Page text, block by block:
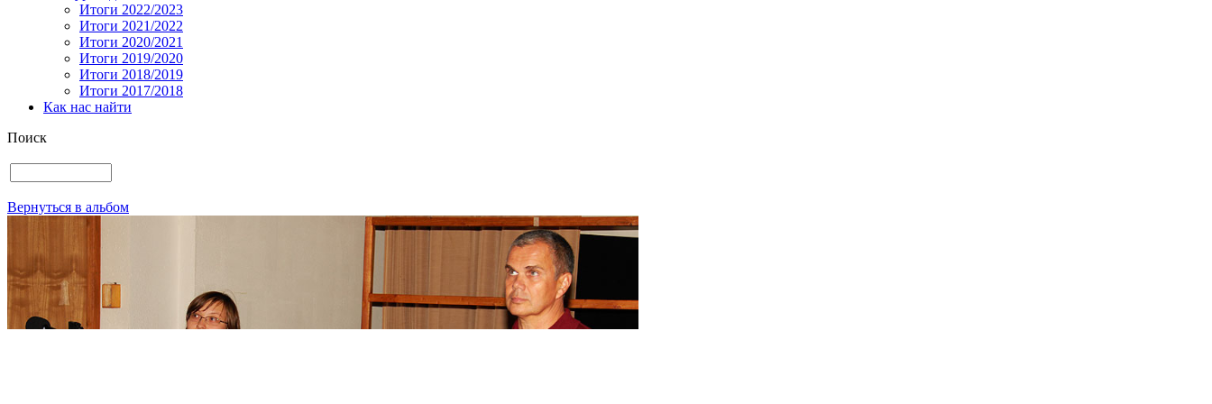
Итоги 2022/2023
Итоги 2021/2022
Итоги 2020/2021
Итоги 2019/2020
Итоги 2018/2019
Итоги 2017/2018
Как нас найти
Поиск
Вернуться в альбом